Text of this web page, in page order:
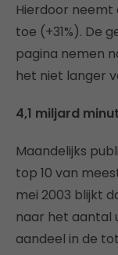
Hierdoor neemt
toe (+31%). De
pagina nemen
het niet langer
4,1 miljard
Maandelijks
top 10 van
mei 2003 blijkt
naar het aantal
aandeel in de